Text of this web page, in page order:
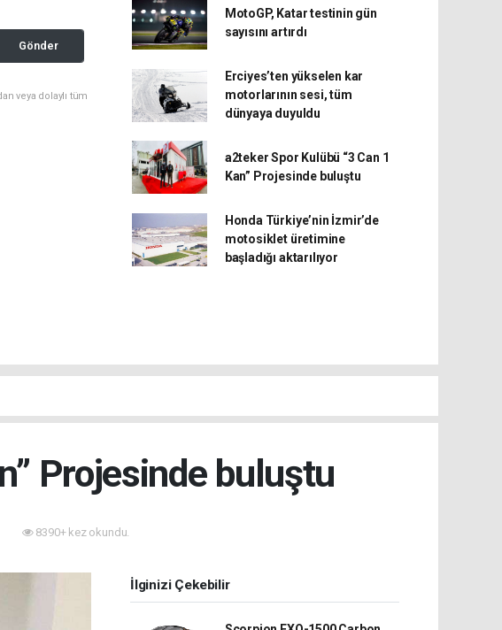
Gönder
veya dolaylı tüm
MotoGP, Katar testinin gün
sayısını artırdı
Erciyes’ten yükselen kar
motorlarının sesi, tüm
dünyaya duyuldu
a2teker Spor Kulübü “3 Can 1
Kan” Projesinde buluştu
Honda Türkiye’nin İzmir’de
motosiklet üretimine
başladığı aktarılıyor
Projesinde buluştu
8390+ kez okundu.
İlginizi Çekebilir